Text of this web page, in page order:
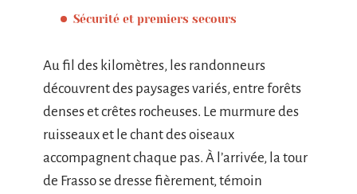
Sécurité et premiers secours
Au fil des kilomètres, les randonneurs
découvrent des paysages variés, entre forêts
denses et crêtes rocheuses. Le murmure des
ruisseaux et le chant des oiseaux
accompagnent chaque pas. À l’arrivée, la tour
de Frasso se dresse fièrement, témoin